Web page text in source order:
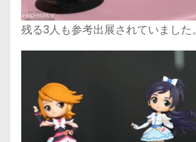
残る3人も参考出展されていました。